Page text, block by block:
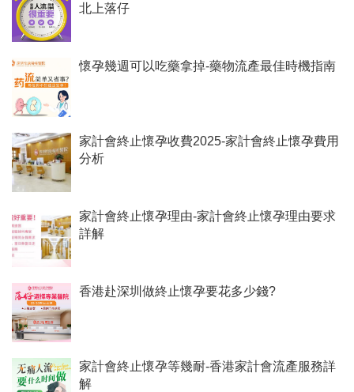
北上落仔
懷孕幾週可以吃藥拿掉-藥物流產最佳時機指南
家計會終止懷孕收費2025-家計會終止懷孕費用
分析
家計會終止懷孕理由-家計會終止懷孕理由要求
詳解
香港赴深圳做終止懷孕要花多少錢?
家計會終止懷孕等幾耐-香港家計會流產服務詳
解